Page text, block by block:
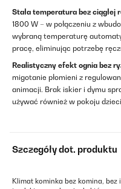
Stała temperatura bez ciągłej
1800 W – w połączeniu z
wybraną temperaturę
pracę, eliminując potrzebę
Realistyczny efekt ognia bez
migotanie płomieni z
animacji. Brak iskier i dymu
używać również w pokoju
Szczegóły dot. produktu
Klimat kominka bez komina, bez